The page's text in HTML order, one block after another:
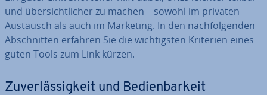
und über­sicht­li­cher zu machen – sowohl im privaten
Austausch als auch im Marketing. In den nach­fol­gen­den
Ab­schnit­ten erfahren Sie die wich­tigs­ten Kriterien eines
guten Tools zum Link kürzen.
Zu­ver­läs­sig­keit und Be­dien­bar­keit